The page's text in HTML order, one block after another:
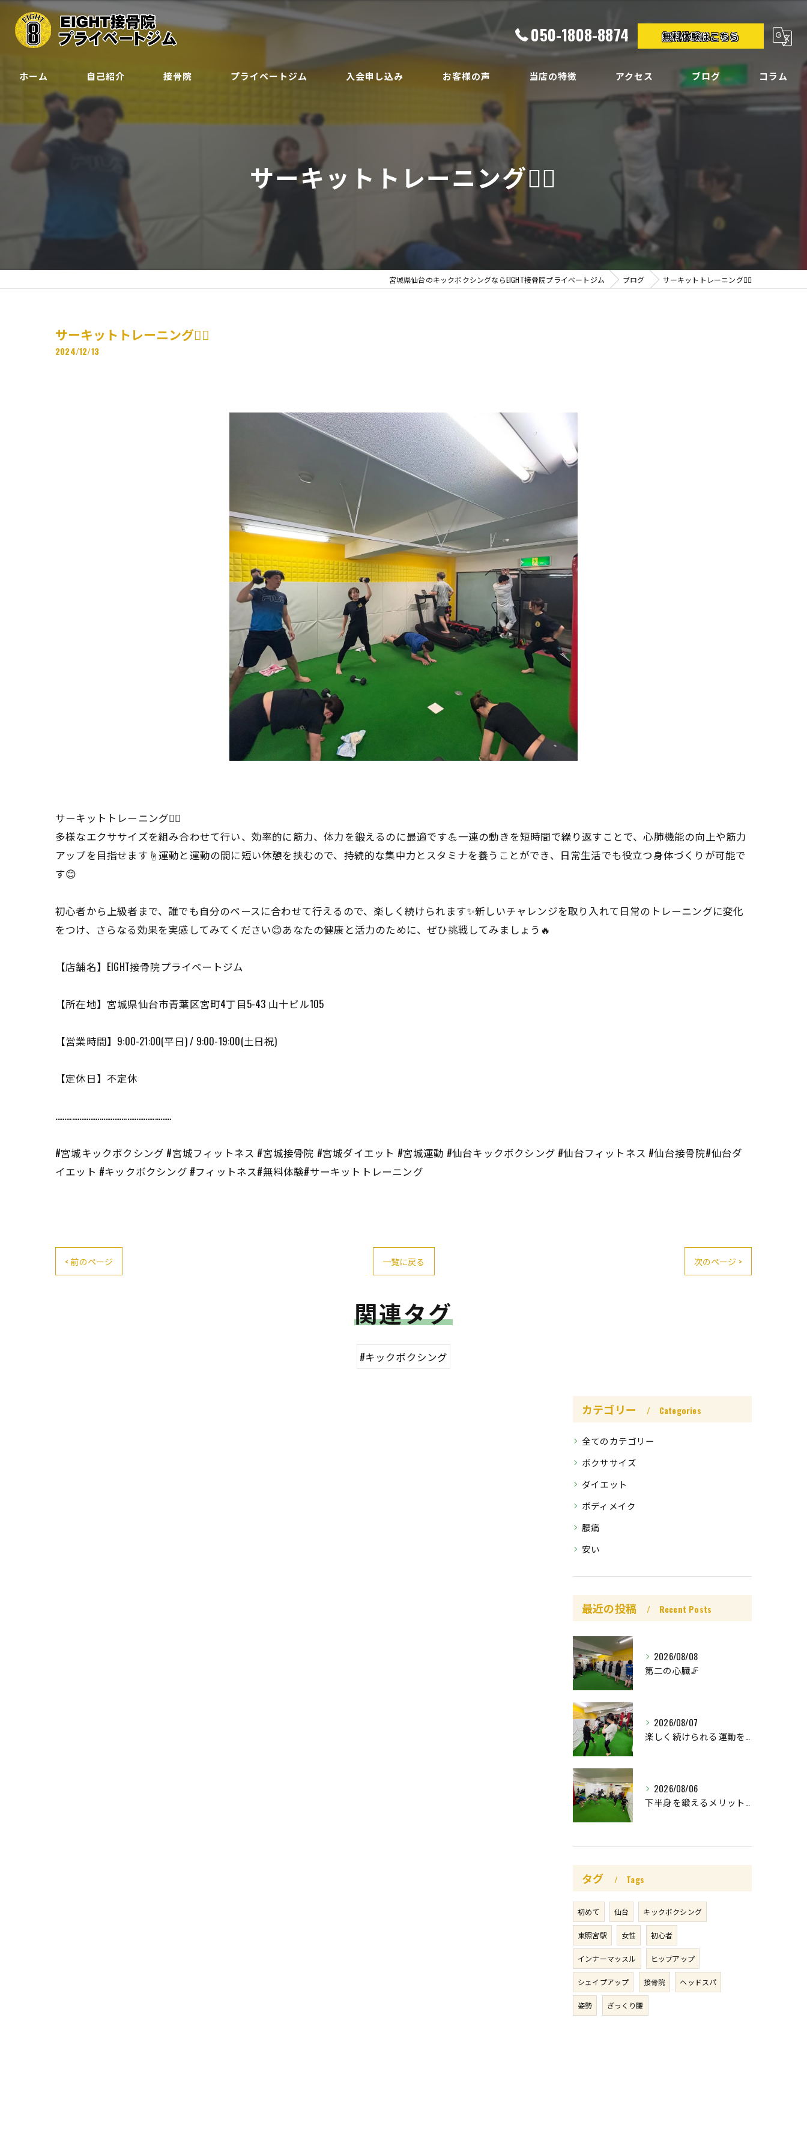
050-1808-8874 無料体験はこちら
ホーム 自己紹介 接骨院 プライベートジム
ジュニア会員
入会申し込み お客様の声 当店の特徴
ボディメイク
アクセス ブログ コラム
サーキットトレーニング🏋️‍♂️
宮城県仙台のキックボクシングならEIGHT接骨院プライベートジム ブログ サーキットトレーニング🏋️‍♂️
サーキットトレーニング🏋️‍♂️
2024/12/13
サーキットトレーニング🏋️‍♂️
多様なエクササイズを組み合わせて行い、効率的に筋力、体力を鍛えるのに最適です💪一連の動きを短時間で繰り返すことで、心肺機能の向上や筋力
アップを目指せます☝️運動と運動の間に短い休憩を挟むので、持続的な集中力とスタミナを養うことができ、日常生活でも役立つ身体づくりが可能で
す😊
初心者から上級者まで、誰でも自分のペースに合わせて行えるので、楽しく続けられます✨新しいチャレンジを取り入れて日常のトレーニングに変化
をつけ、さらなる効果を実感してみてください😊あなたの健康と活力のために、ぜひ挑戦してみましょう🔥
【店舗名】EIGHT接骨院プライベートジム
【所在地】宮城県仙台市青葉区宮町4丁目5-43 山十ビル105
【営業時間】9:00-21:00(平日) / 9:00-19:00(土日祝)
【定休日】不定休
………………………………………………………
#宮城キックボクシング #宮城フィットネス #宮城接骨院 #宮城ダイエット #宮城運動 #仙台キックボクシング #仙台フィットネス #仙台接骨院#仙台ダ
イエット #キックボクシング #フィットネス#無料体験#サーキットトレーニング
< 前のページ 一覧に戻る 次のページ >
関連タグ
#キックボクシング
カテゴリー Categories
全てのカテゴリー
ボクササイズ
ダイエット
ボディメイク
腰痛
安い
最近の投稿 Recent Posts
2026/08/08
第二の心臓🦵
2026/08/07
楽しく続けられる運動を😊
2026/08/06
下半身を鍛えるメリットはたくさん🤩
タグ Tags
初めて 仙台 キックボクシング
東照宮駅 女性 初心者
インナーマッスル ヒップアップ
シェイプアップ 接骨院 ヘッドスパ
姿勢 ぎっくり腰